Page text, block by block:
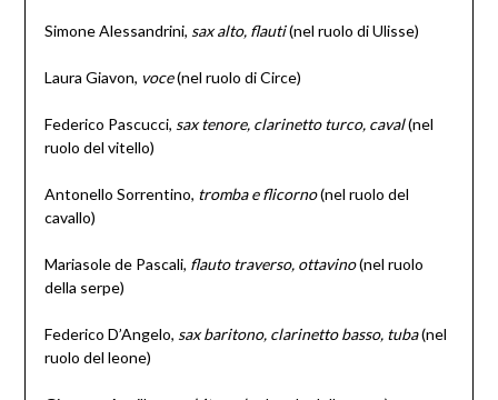
Simone Alessandrini, sax alto, flauti(nel ruolo di Ulisse)
Laura Giavon, voce(nel ruolo di Circe)
Federico Pascucci, sax tenore, clarinetto turco, caval(nel
ruolo del vitello)
Antonello Sorrentino, tromba e flicorno(nel ruolo del
cavallo)
Mariasole de Pascali, flauto traverso, ottavino(nel ruolo
della serpe)
Federico D’Angelo, sax baritono, clarinetto basso, tuba(nel
ruolo del leone)